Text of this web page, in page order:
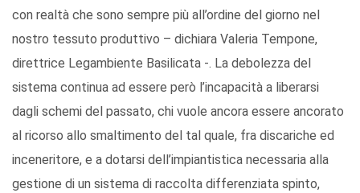
con realtà che sono sempre più all’ordine del giorno nel
nostro tessuto produttivo – dichiara Valeria Tempone,
direttrice Legambiente Basilicata -. La debolezza del
sistema continua ad essere però l’incapacità a liberarsi
dagli schemi del passato, chi vuole ancora essere ancorato
al ricorso allo smaltimento del tal quale, fra discariche ed
inceneritore, e a dotarsi dell’impiantistica necessaria alla
gestione di un sistema di raccolta differenziata spinto,